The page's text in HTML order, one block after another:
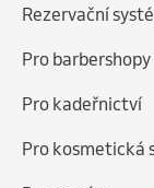
Rezervační
Pro barbershopy
Pro kadeřnictví
Pro kosmetická